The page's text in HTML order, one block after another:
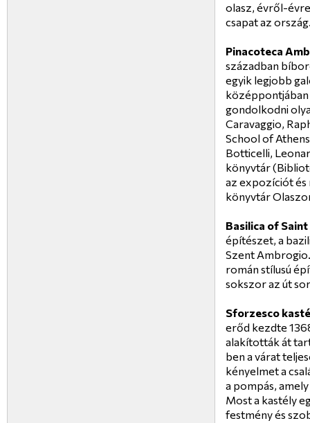
olasz, évről-
csapat az
Pinacoteca
században
egyik legjobb
középpontjában
gondolkodni
Caravaggio,
School of
Botticelli,
könyvtár
az expozíciót és
könyvtár
Basilica of
építészet, a
Szent
román stílusú
sokszor az út
Sforzesco
erőd kezdte
alakították át
ben a várat
kényelmet a
a pompás,
Most a kastély
festmény és